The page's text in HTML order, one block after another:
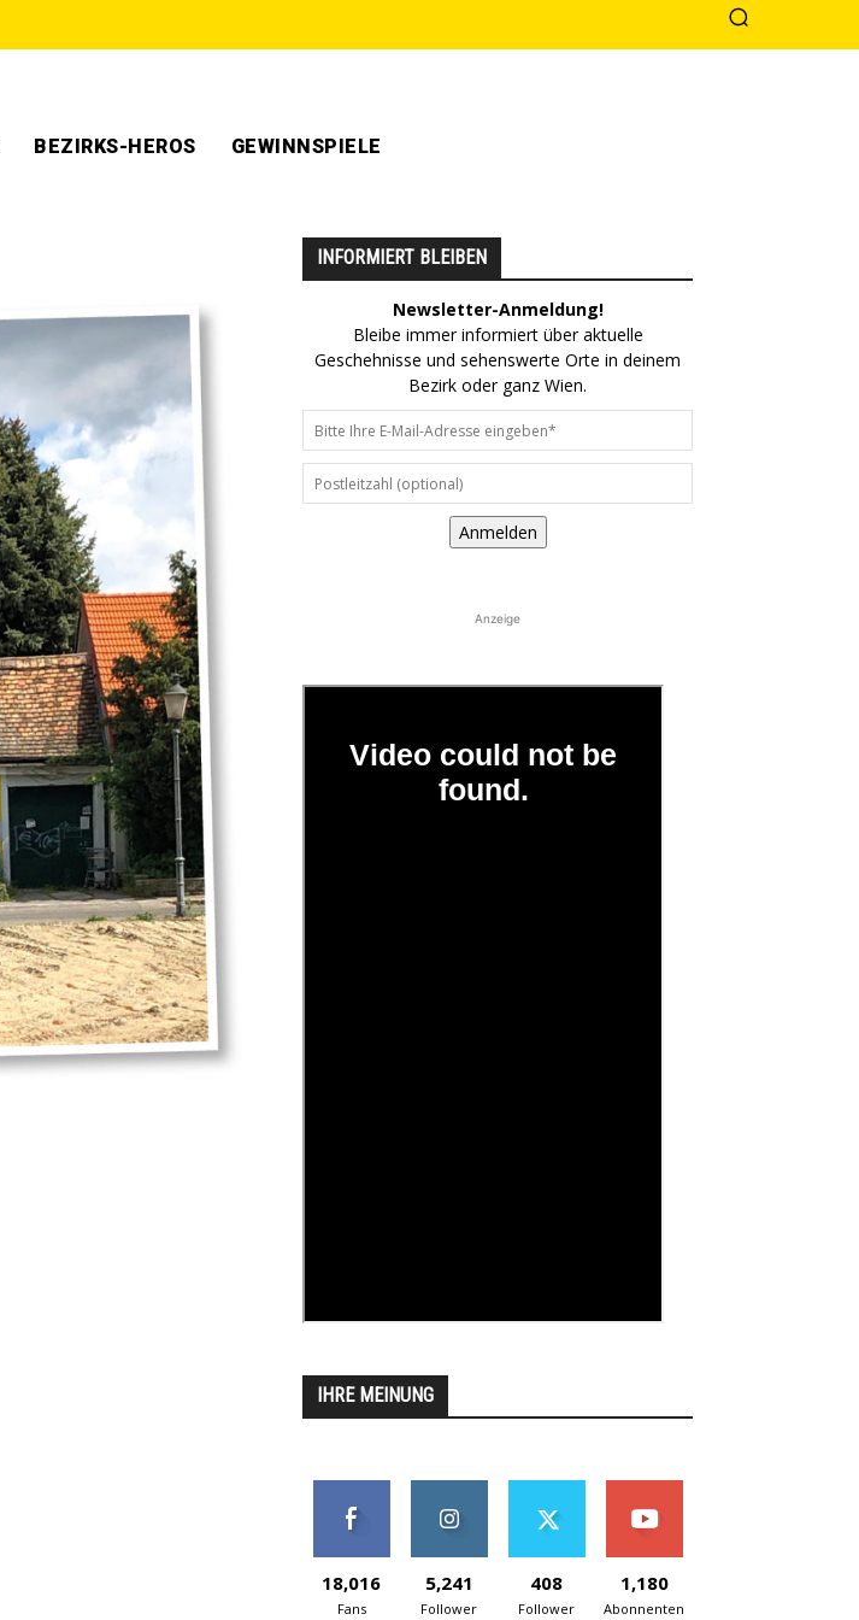
BEZIRKS-HEROS GEWINNSPIELE
INFORMIERT BLEIBEN
Newsletter-Anmeldung!
Bleibe immer informiert über aktuelle
Geschehnisse und sehenswerte Orte in deinem
Bezirk oder ganz Wien.
Anmelden
Anzeige
IHRE MEINUNG
18,016
Fans
5,241
Follower
408
Follower
1,180
Abonnenten